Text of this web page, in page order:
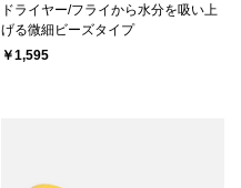
ドライヤー/フライから水分を吸い上
げる微細ビーズタイプ
￥1,595